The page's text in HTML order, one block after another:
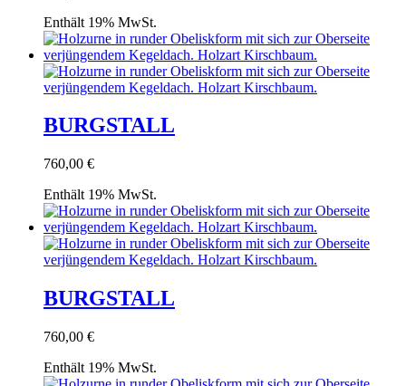
Enthält 19% MwSt.
BURGSTALL
760,00 €
Enthält 19% MwSt.
BURGSTALL
760,00 €
Enthält 19% MwSt.